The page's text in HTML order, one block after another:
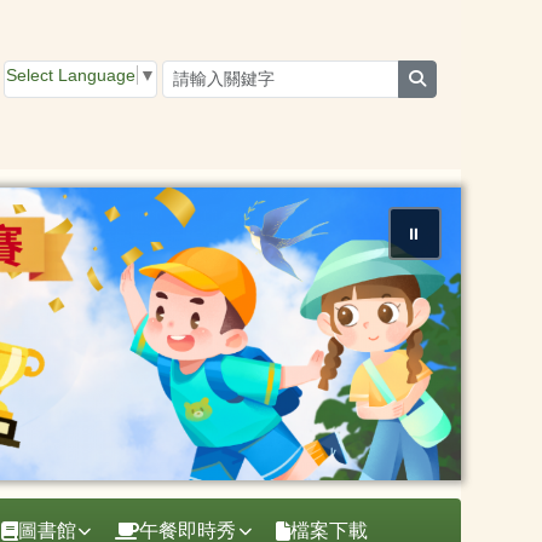
Select Language ▼
⏸
圖書館 午餐即時秀 檔案下載